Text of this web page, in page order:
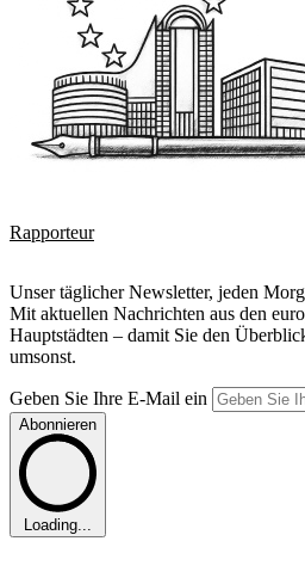
Rapporteur
Unser täglicher Newsletter, jeden
Mit aktuellen Nachrichten aus den
Hauptstädten – damit Sie den
umsonst.
Geben Sie Ihre E-Mail ein
Abonnieren
Loading...